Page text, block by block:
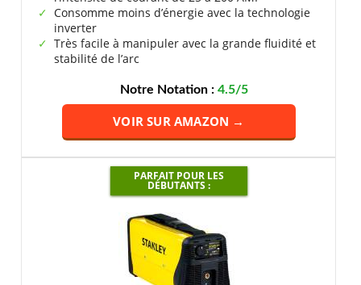
Consomme moins d’énergie avec la technologie
inverter
Très facile à manipuler avec la grande fluidité et
stabilité de l’arc
Notre Notation :4.5/5
VOIR SUR AMAZON →
PARFAIT POUR LES
DÉBUTANTS :